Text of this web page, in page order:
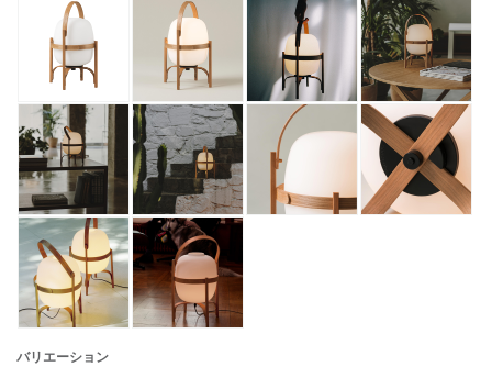
バリエーション